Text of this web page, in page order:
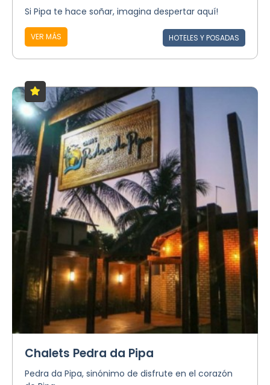
Si Pipa te hace soñar, imagina despertar aquí!
VER MÁS HOTELES Y POSADAS
Chalets Pedra da Pipa
Pedra da Pipa, sinónimo de disfrute en el corazón